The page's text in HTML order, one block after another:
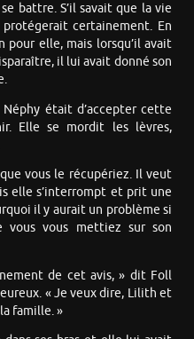
battre. S’il savait que la vie
certainement. En
pour elle, mais lorsqu’il avait
il lui avait donné son
était d’accepter cette
Elle se mordit les lèvres,
vous le récupériez. Il veut
elle s’interrompt et prit une
il y aurait un problème si
vous mettiez sur son
de cet avis, » dit Foll
« Je veux dire, Lilith et
famille. »